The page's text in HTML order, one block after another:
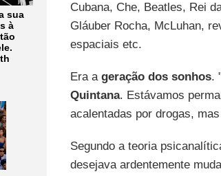
sua
à
Cubana, Che, Beatles, Rei
Gláuber Rocha, McLuhan,
espaciais etc.
Era a geração dos sonhos.
Quintana. Estávamos
acalentadas por drogas,
Segundo a teoria
desejava ardentemente